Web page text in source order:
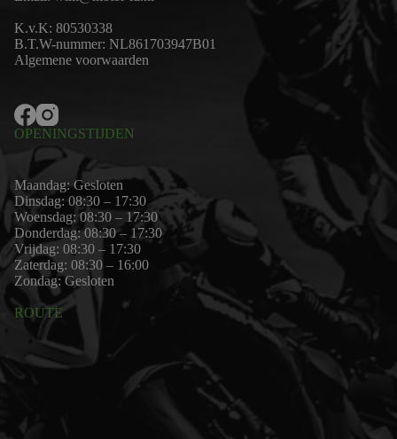
K.v.K: 80530338
B.T.W-nummer: NL861703947B01
Algemene voorwaarden
OPENINGSTIJDEN
Maandag: Gesloten
Dinsdag: 08:30 – 17:30
Woensdag: 08:30 – 17:30
Donderdag: 08:30 – 17:30
Vrijdag: 08:30 – 17:30
Zaterdag: 08:30 – 16:00
Zondag: Gesloten
ROUTE